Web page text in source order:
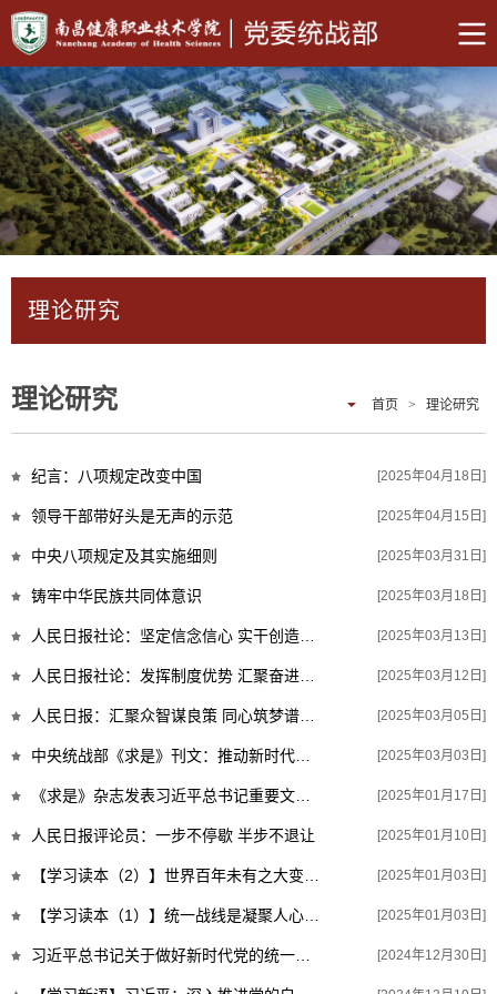
理论研究
理论研究 首页 > 理论研究
纪言：八项规定改变中国 [2025年04月18日]
领导干部带好头是无声的示范 [2025年04月15日]
中央八项规定及其实施细则 [2025年03月31日]
铸牢中华民族共同体意识 [2025年03月18日]
[2025年03月13日]
[2025年03月12日]
[2025年03月05日]
[2025年03月03日]
[2025年01月17日]
人民日报评论员：一步不停歇 半步不退让 [2025年01月10日]
[2025年01月03日]
[2025年01月03日]
[2024年12月30日]